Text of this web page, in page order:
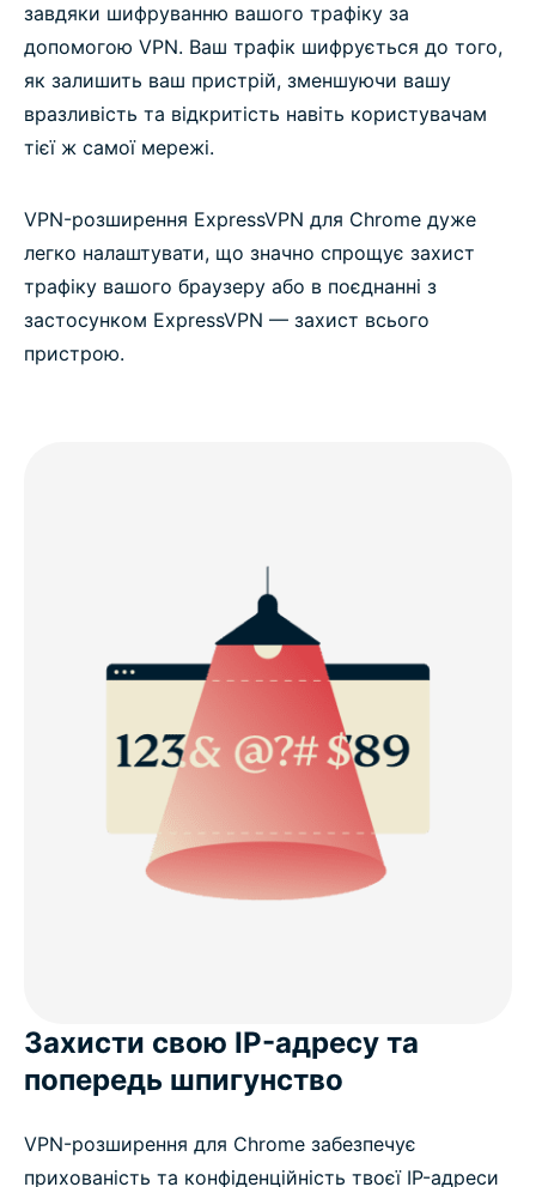
завдяки шифруванню вашого трафіку за
допомогою VPN. Ваш трафік шифрується до того,
як залишить ваш пристрій, зменшуючи вашу
вразливість та відкритість навіть користувачам
тієї ж самої мережі.
VPN-розширення ExpressVPN для Chrome дуже
легко налаштувати, що значно спрощує захист
трафіку вашого браузеру або в поєднанні з
застосунком ExpressVPN — захист всього
пристрою.
Захисти свою IP-адресу та
попередь шпигунство
VPN-розширення для Chrome забезпечує
прихованість та конфіденційність твоєї IP-адреси